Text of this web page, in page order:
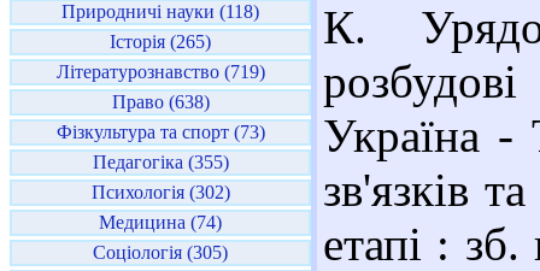
Природничі науки (118)
Історія (265)
Літературознавство (719)
Право (638)
Фізкультура та спорт (73)
Педагогіка (355)
Психологія (302)
Медицина (74)
Соціологія (305)
К.
Україна -
зв'язків
етапі :